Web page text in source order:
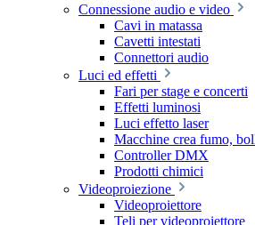
Connessione audio e video
Cavi in matassa
Cavetti intestati
Connettori audio
Luci ed effetti
Fari per stage e concerti
Effetti luminosi
Luci effetto laser
Macchine crea fumo,
Controller DMX
Prodotti chimici
Videoproiezione
Videoproiettore
Teli per videoproiettore